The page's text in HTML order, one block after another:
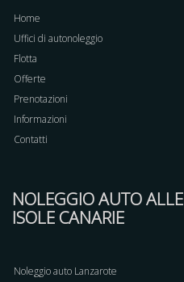
Home
Uffici di autonoleggio
Flotta
Offerte
Prenotazioni
Informazioni
Contatti
NOLEGGIO AUTO ALLE
ISOLE CANARIE
Noleggio auto Lanzarote